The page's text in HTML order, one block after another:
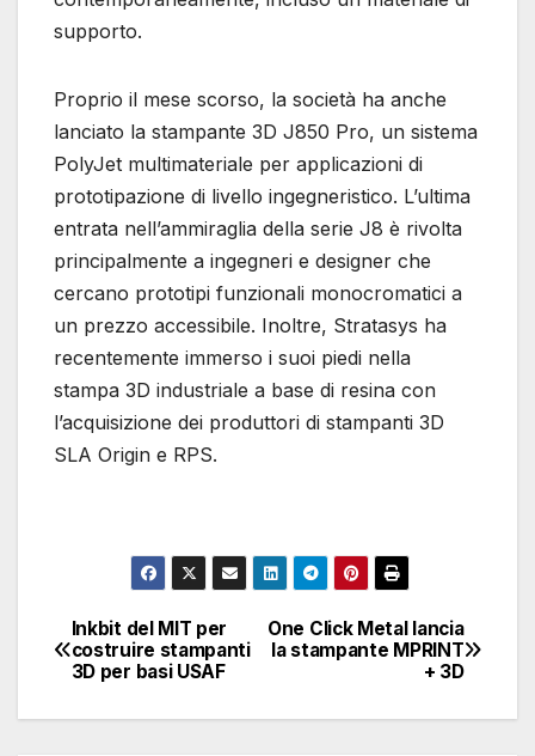
supporto.
Proprio il mese scorso, la società ha anche
lanciato la stampante 3D J850 Pro, un sistema
PolyJet multimateriale per applicazioni di
prototipazione di livello ingegneristico. L’ultima
entrata nell’ammiraglia della serie J8 è rivolta
principalmente a ingegneri e designer che
cercano prototipi funzionali monocromatici a
un prezzo accessibile. Inoltre, Stratasys ha
recentemente immerso i suoi piedi nella
stampa 3D industriale a base di resina con
l’acquisizione dei produttori di stampanti 3D
SLA Origin e RPS.
Navigazione
articoli
One Click Metal lancia
la stampante MPRINT
+ 3D
Inkbit del MIT per
costruire stampanti
3D per basi USAF